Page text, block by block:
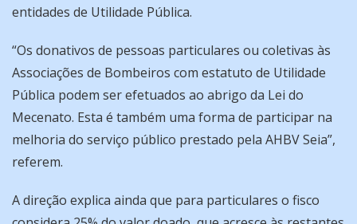
entidades de Utilidade Pública.
“Os donativos de pessoas particulares ou coletivas às
Associações de Bombeiros com estatuto de Utilidade
Pública podem ser efetuados ao abrigo da Lei do
Mecenato. Esta é também uma forma de participar na
melhoria do serviço público prestado pela AHBV Seia”,
referem.
A direção explica ainda que para particulares o fisco